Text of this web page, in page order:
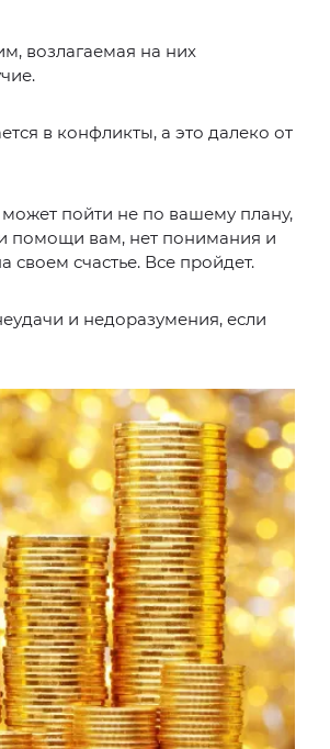
возлагаемая на них
в конфликты, а это далеко от
пойти не по вашему плану,
помощи вам, нет понимания и
своем счастье. Все пройдет.
и недоразумения, если